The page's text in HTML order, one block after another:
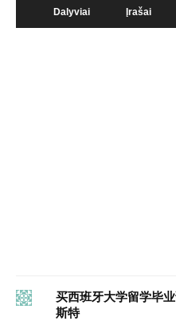
Dalyviai Įrašai
买西班牙大学留学毕
斯特